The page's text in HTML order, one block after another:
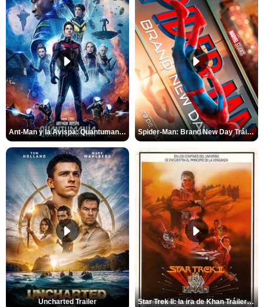
Ant-Man y la Avispa: Quantumanía Tráiler (2) Spider-Man: Brand New Day Tráiler (3)
Uncharted Trailer Star Trek II: la ira de Khan Tráiler VO